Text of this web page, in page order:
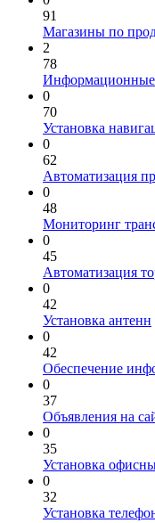
91
Магазины по
2
78
0
70
Установка
0
62
Автоматизация
0
48
Мониторинг
0
45
Автоматизация
0
42
Установка антенн
0
42
Обеспечение
0
37
Объявления на
0
35
Установка
0
32
Установка